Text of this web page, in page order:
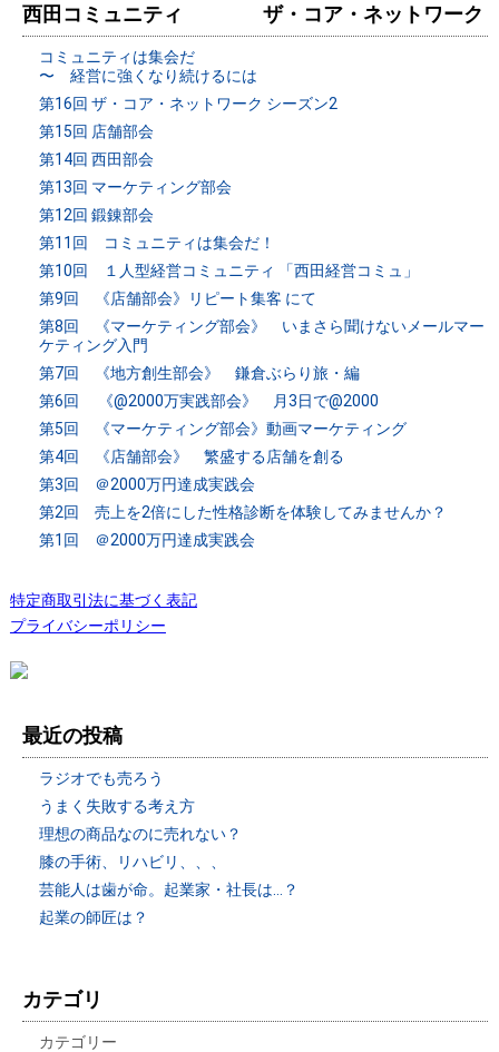
西田コミュニティ ザ・コア・ネットワーク
コミュニティは集会だ
〜 経営に強くなり続けるには
第16回 ザ・コア・ネットワーク シーズン2
第15回 店舗部会
第14回 西田部会
第13回 マーケティング部会
第12回 鍛錬部会
第11回 コミュニティは集会だ！
第10回 １人型経営コミュニティ 「西田経営コミュ」
第9回 《店舗部会》リピート集客 にて
第8回 《マーケティング部会》 いまさら聞けないメールマー
ケティング入門
第7回 《地方創生部会》 鎌倉ぶらり旅・編
第6回 《@2000万実践部会》 月3日で@2000
第5回 《マーケティング部会》動画マーケティング
第4回 《店舗部会》 繁盛する店舗を創る
第3回 ＠2000万円達成実践会
第2回 売上を2倍にした性格診断を体験してみませんか？
第1回 ＠2000万円達成実践会
特定商取引法に基づく表記
プライバシーポリシー
最近の投稿
ラジオでも売ろう
うまく失敗する考え方
理想の商品なのに売れない？
膝の手術、リハビリ、、、
芸能人は歯が命。起業家・社長は…？
起業の師匠は？
カテゴリ
カテゴリー